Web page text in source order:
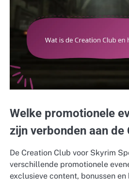
Welke promotionele
zijn verbonden aan de
De Creation Club voor Skyrim
verschillende promotionele
exclusieve content, bonussen en